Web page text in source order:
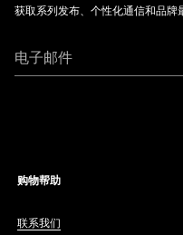
获取系列发布、个性化通信和品牌
电子邮件
购物帮助
联系我们